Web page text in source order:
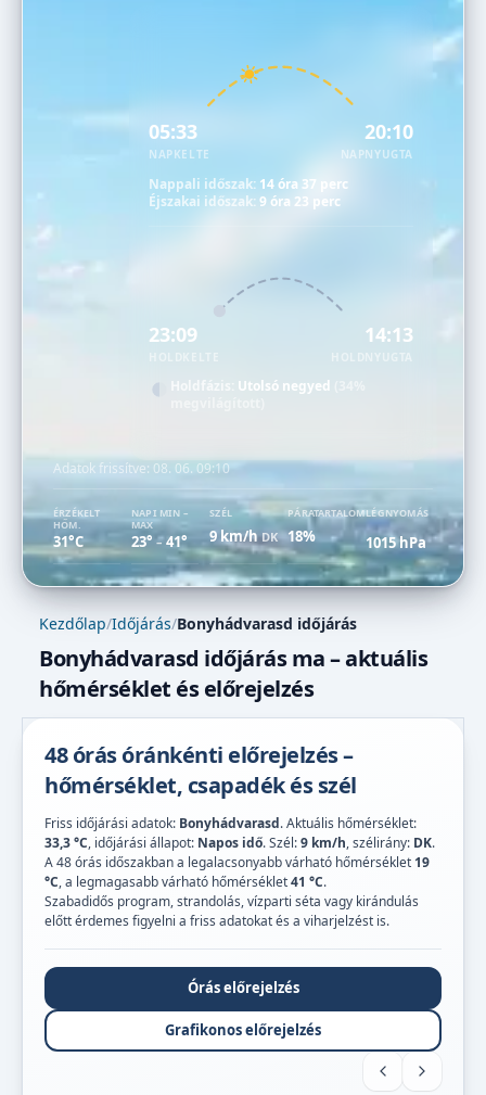
05:33
NAPKELTE
20:10
NAPNYUGTA
Nappali időszak: 14 óra 37 perc
Éjszakai időszak:9 óra 23 perc
23:09 14:13
HOLDNYUGTA
Holdfázis: Utolsó negyed
Adatok frissítve: 08. 06. 09:10
ÉRZÉKELT
HŐM.
31°C
NAPI MIN –
MAX
23° –41°
SZÉL
9 km/hDK
PÁRATARTALOM
18%
LÉGNYOMÁS
1015 hPa
Kezdőlap/Időjárás/Bonyhádvarasd időjárás
Bonyhádvarasd időjárás ma – aktuális
hőmérséklet és előrejelzés
48 órás óránkénti előrejelzés –
hőmérséklet, csapadék és szél
Friss időjárási adatok: Bonyhádvarasd. Aktuális hőmérséklet:
33,3 °C, időjárási állapot: Napos idő. Szél:9 km/h, szélirány: DK.
A 48 órás időszakban a legalacsonyabb várható hőmérséklet 19
°C, a legmagasabb várható hőmérséklet41 °C.
Szabadidős program, strandolás, vízparti séta vagy kirándulás
előtt érdemes figyelni a friss adatokat és a viharjelzést is.
Órás előrejelzés
Grafikonos előrejelzés